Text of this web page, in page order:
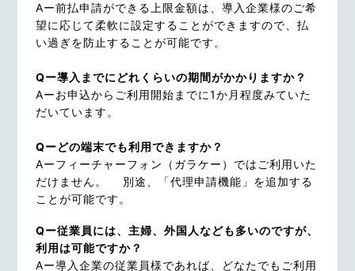
Aー前払申請ができる上限金額は、導入企業様のご希
望に応じて柔軟に設定することができますので、払
い過ぎを防止することが可能です。
Qー導入までにどれくらいの期間がかかりますか？
Aーお申込からご利用開始までに1か月程度みていた
だいています。
Qーどの端末でも利用できますか？
Aーフィーチャーフォン（ガラケー）ではご利用いた
だけません。
別途、「代理申請機能」を追加する
ことが可能です。
Qー従業員には、主婦、外国人なども多いのですが、
利用は可能ですか？
Aー導入企業の従業員様であれば、どなたでもご利用